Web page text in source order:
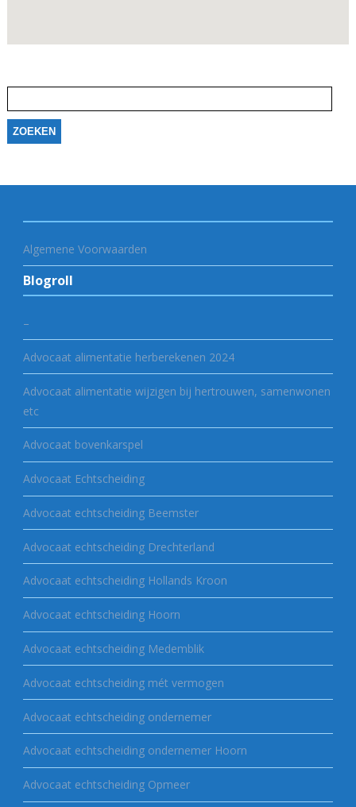
naar:
Algemene Voorwaarden
Blogroll
–
Advocaat alimentatie herberekenen 2024
Advocaat alimentatie wijzigen bij hertrouwen, samenwonen
etc
Advocaat bovenkarspel
Advocaat Echtscheiding
Advocaat echtscheiding Beemster
Advocaat echtscheiding Drechterland
Advocaat echtscheiding Hollands Kroon
Advocaat echtscheiding Hoorn
Advocaat echtscheiding Medemblik
Advocaat echtscheiding mét vermogen
Advocaat echtscheiding ondernemer
Advocaat echtscheiding ondernemer Hoorn
Advocaat echtscheiding Opmeer